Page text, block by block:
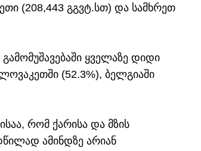
(208,443 გგვტ.სთ) და სამხრეთ
ყველაზე დიდი
(52.3%), ბელგიაში
რომ ქარისა და მზის
ამინდზე არიან